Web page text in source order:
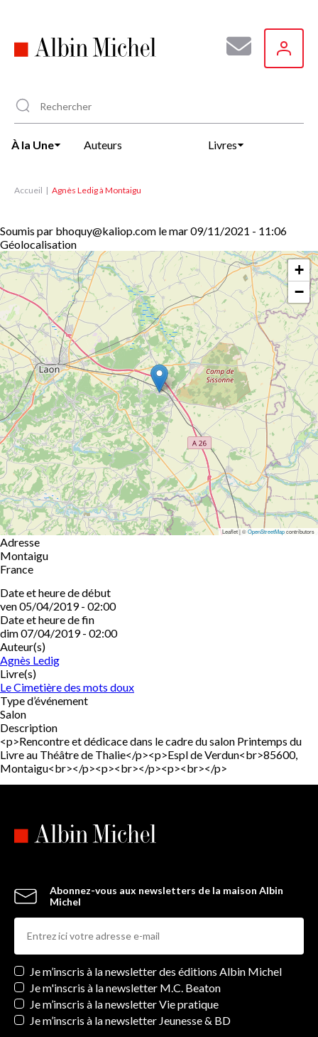
principal
À la Une Auteurs Livres
Accueil Agnès Ledig à Montaigu
Soumis par bhoquy@kaliop.com lemar 09/11/2021 - 11:06
Géolocalisation
+
−
Leaflet | ©OpenStreetMapcontributors
Adresse
Montaigu
France
Date et heure de début
ven 05/04/2019 - 02:00
Date et heure de fin
dim 07/04/2019 - 02:00
Auteur(s)
Agnès Ledig
Livre(s)
Le Cimetière des mots doux
Type d’événement
Salon
Description
<p>Rencontre et dédicace dans le cadre du salon Printemps du
Livre au Théâtre de Thalie</p><p>Espl de Verdun<br>85600,
Montaigu<br></p><p><br></p><p><br></p>
Abonnez-vous aux newsletters de la maison Albin
Michel
Newsletters
Je m’inscris à la newsletter des éditions Albin Michel
Je m'inscris à la newsletter M.C. Beaton
Je m’inscris à la newsletter Vie pratique
Je m’inscris à la newsletter Jeunesse & BD